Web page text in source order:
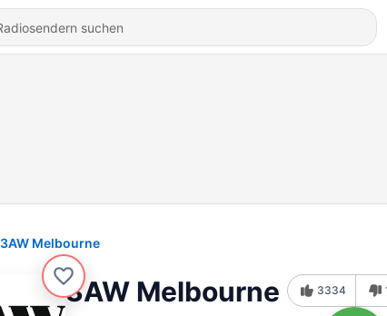
3AW Melbourne
3AW Melbourne 3334